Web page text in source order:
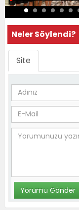
Neler Söylendi?
Site